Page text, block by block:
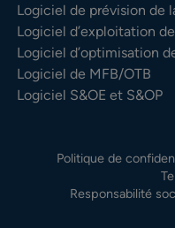
Logiciel de prévision de
Logiciel d’exploitation
Logiciel d’optimisation
Logiciel de MFB/OTB
Logiciel S&OE et S&OP
Politique de
Responsabilité